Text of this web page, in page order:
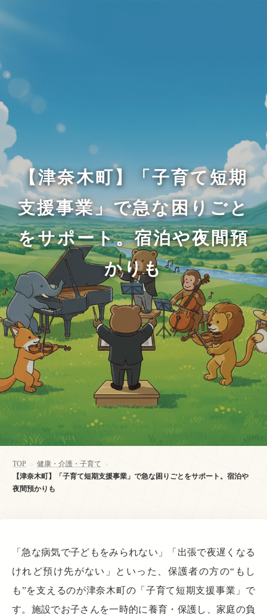
【津奈木町】「子育て短期
支援事業」で急な困りごと
をサポート。宿泊や夜間預
かりも
TOP > 健康・介護・子育て >
【津奈木町】「子育て短期支援事業」で急な困りごとをサポート。宿泊や
夜間預かりも
「急な病気で子どもをみられない」「出張で夜遅くなる
けれど預け先がない」といった、保護者の方の“もし
も”を支えるのが津奈木町の「子育て短期支援事業」で
す。施設でお子さんを一時的に養育・保護し、家庭の負